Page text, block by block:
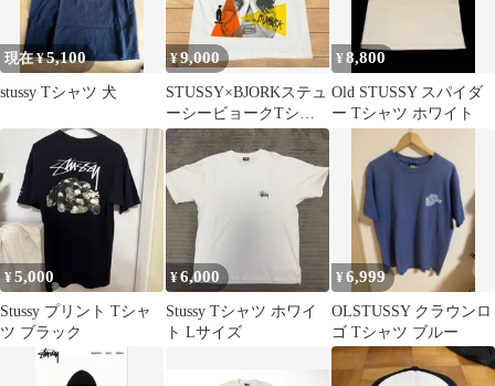
現在 ¥5,100
stussy Tシャツ 犬
¥9,000
STUSSY×BJORKステュ
ーシービョークTシャ
ツビンテージ
80s90sOLD
¥8,800
Old STUSSY スパイダ
ー Tシャツ ホワイト
¥5,000
Stussy プリント Tシャ
ツ ブラック
¥6,000
Stussy Tシャツ ホワイ
ト Lサイズ
¥6,999
OLSTUSSY クラウンロ
ゴ Tシャツ ブルー